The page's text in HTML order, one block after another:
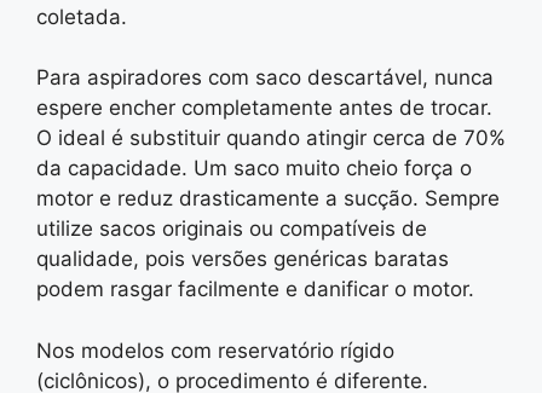
coletada.
Para aspiradores com saco descartável, nunca
espere encher completamente antes de trocar.
O ideal é substituir quando atingir cerca de 70%
da capacidade. Um saco muito cheio força o
motor e reduz drasticamente a sucção. Sempre
utilize sacos originais ou compatíveis de
qualidade, pois versões genéricas baratas
podem rasgar facilmente e danificar o motor.
Nos modelos com reservatório rígido
(ciclônicos), o procedimento é diferente.